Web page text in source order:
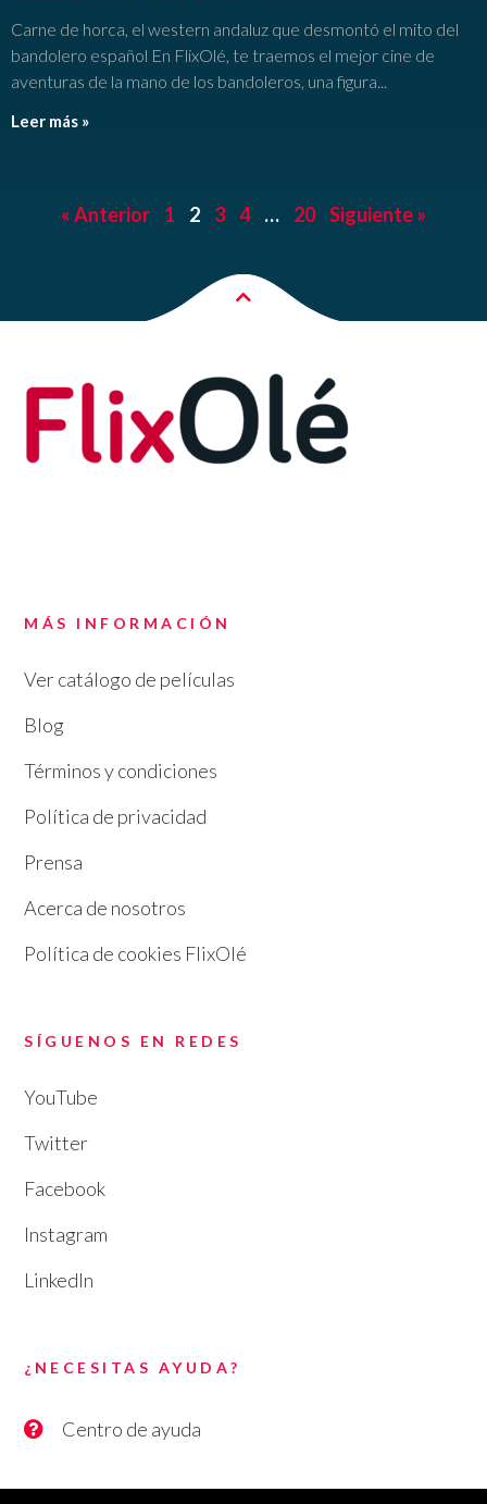
Carne de horca, el western andaluz que desmontó el mito del
bandolero español En FlixOlé, te traemos el mejor cine de
aventuras de la mano de los bandoleros, una figura
Leer más »
« Anterior 1 2 3 4 … 20 Siguiente »
MÁS INFORMACIÓN
Ver catálogo de películas
Blog
Términos y condiciones
Política de privacidad
Prensa
Acerca de nosotros
Política de cookies FlixOlé
SÍGUENOS EN REDES
YouTube
Twitter
Facebook
Instagram
LinkedIn
¿NECESITAS AYUDA?
Centro de ayuda